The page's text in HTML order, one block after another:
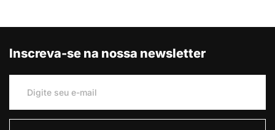
Inscreva-se na nossa newsletter